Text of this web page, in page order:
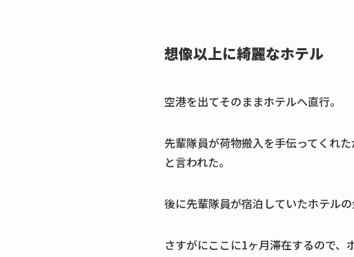
想像以上に綺麗なホテル
空港を出てそのままホテルへ直行。
先輩隊員が荷物搬入を手伝ってくれ
と言われた。
後に先輩隊員が宿泊していたホテル
さすがにここに1ヶ月滞在するので、